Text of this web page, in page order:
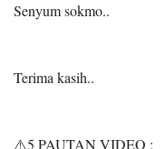
Senyum sokmo..
Terima kasih..
⚠️5 PAUTAN VIDEO :